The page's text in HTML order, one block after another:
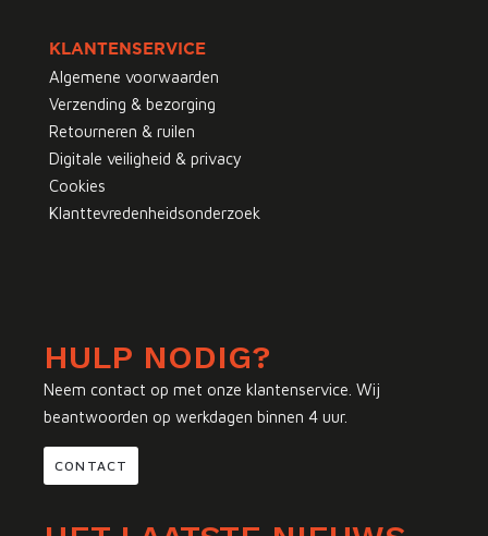
KLANTENSERVICE
Algemene voorwaarden
Verzending & bezorging
Retourneren & ruilen
Digitale veiligheid & privacy
Cookies
Klanttevredenheidsonderzoek
HULP NODIG?
Neem contact op met onze klantenservice. Wij
beantwoorden op werkdagen binnen 4 uur.
CONTACT